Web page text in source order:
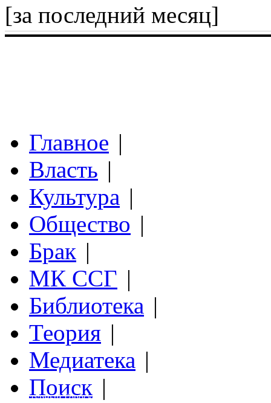
[за последний месяц]
Главное |
Власть |
Культура |
Общество |
Брак |
МК ССГ |
Библиотека |
Теория |
Медиатека |
Поиск |
Структурный Гороскоп